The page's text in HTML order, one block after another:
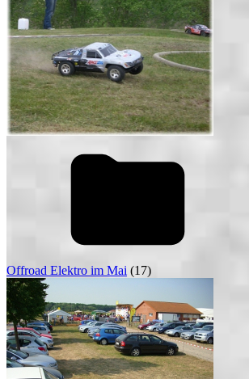
Offroad Elektro im Mai (17)